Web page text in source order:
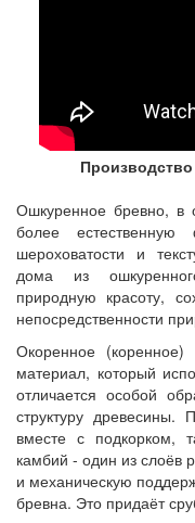
Ошкуренное бревно, в
более
шероховатости и
дома из
природную красоту,
непосредственности
Окоренное
материал, который
отличается особой
структуру древесины.
вместе с подкорком,
камбий - один из слоёв
и механическую
бревна. Это придаёт